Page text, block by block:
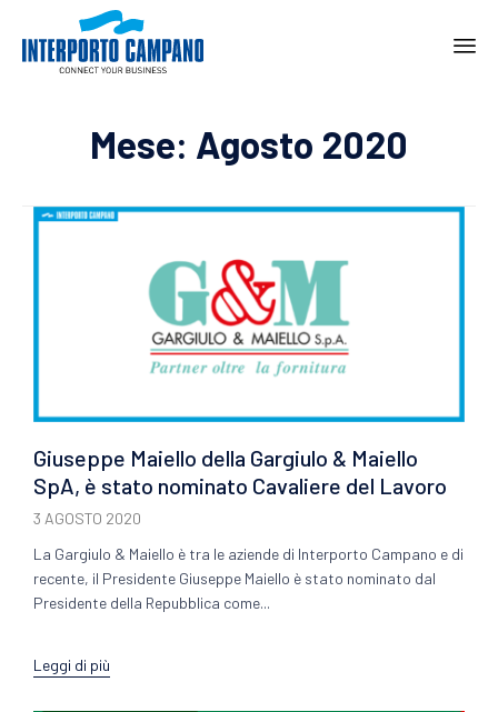
Mese: Agosto 2020
Giuseppe Maiello della Gargiulo & Maiello
SpA, è stato nominato Cavaliere del Lavoro
3 AGOSTO 2020
La Gargiulo & Maiello è tra le aziende di Interporto Campano e di
recente, il Presidente Giuseppe Maiello è stato nominato dal
Presidente della Repubblica come...
Leggi di più